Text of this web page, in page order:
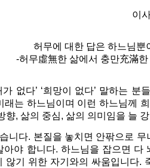
간 화요일 이
허무에 대한 답은 하느님뿐
-허무虛無한 삶에서 충만充滿
없다’ ‘희망이 없다’ 말하는 분
래는 하느님이며 이런 하느님께
향, 삶의 중심, 삶의 의미임을 늘
니다. 본질을 놓치면 안팎으로
야 합니다. 하느님을 잡으면 다
않기 위한 자기와의 싸움입니다.